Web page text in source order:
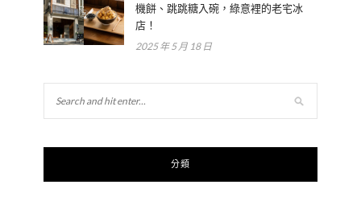
機餅、跳跳糖入碗，綠意裡的老宅冰
店！
2025 年 5 月 18 日
分類